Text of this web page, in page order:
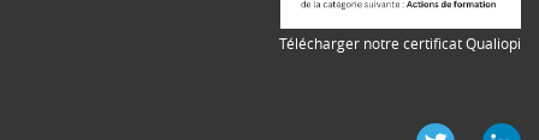
Télécharger notre certificat Qualiopi